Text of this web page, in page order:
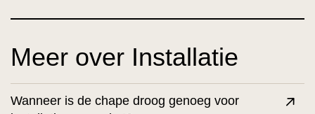
Meer over Installatie
Wanneer is de chape droog genoeg voor